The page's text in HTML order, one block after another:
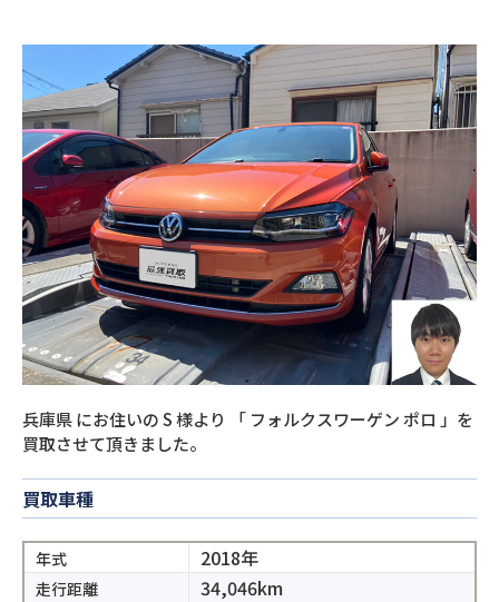
閉じる
兵庫県にお住いのS様より 「 フォルクスワーゲン ポロ 」を
買取させて頂きました。
買取車種
年式 2018年
走行距離 34,046km